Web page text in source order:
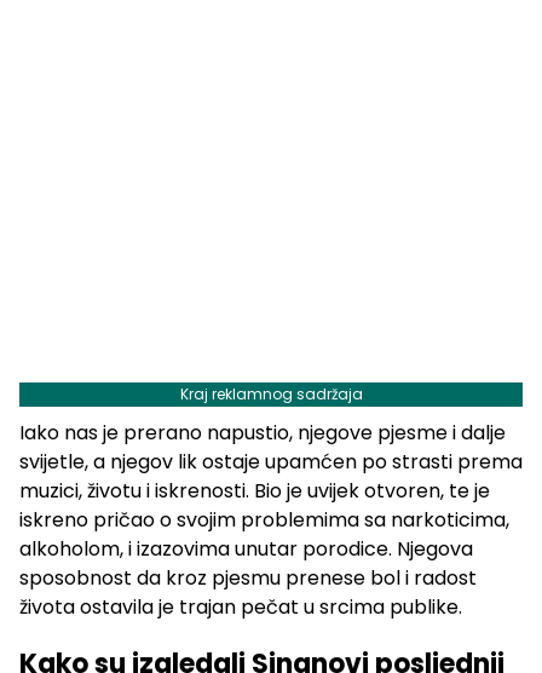
Kraj reklamnog sadržaja
Iako nas je prerano napustio, njegove pjesme i dalje
svijetle, a njegov lik ostaje upamćen po strasti prema
muzici, životu i iskrenosti. Bio je uvijek otvoren, te je
iskreno pričao o svojim problemima sa narkoticima,
alkoholom, i izazovima unutar porodice. Njegova
sposobnost da kroz pjesmu prenese bol i radost
života ostavila je trajan pečat u srcima publike.
Kako su izgledali Sinanovi posljednji